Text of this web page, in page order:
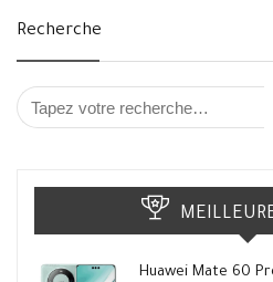
Recherche
Huawei Mate 60